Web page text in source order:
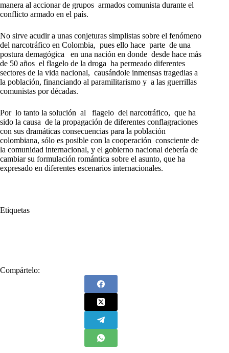
manera al accionar de grupos armados comunista durante el
conflicto armado en el país.
No sirve acudir a unas conjeturas simplistas sobre el fenómeno
del narcotráfico en Colombia, pues ello hace parte de una
postura demagógica en una nación en donde desde hace más
de 50 años el flagelo de la droga ha permeado diferentes
sectores de la vida nacional, causándole inmensas tragedias a
la población, financiando al paramilitarismo y a las guerrillas
comunistas por décadas.
Por lo tanto la solución al flagelo del narcotráfico, que ha
sido la causa de la propagación de diferentes conflagraciones
con sus dramáticas consecuencias para la población
colombiana, sólo es posible con la cooperación consciente de
la comunidad internacional, y el gobierno nacional debería de
cambiar su formulación romántica sobre el asunto, que ha
expresado en diferentes escenarios internacionales.
Etiquetas
Compártelo: